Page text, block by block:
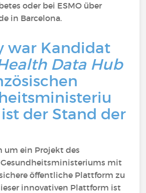
oder bei ESMO über
in Barcelona.
war Kandidat
Data Hub
der Stand der
um ein Projekt des
Gesundheitsministeriums mit
öffentliche Plattform zu
innovativen Plattform ist